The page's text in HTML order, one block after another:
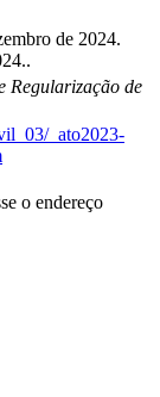
de 2024.
Regularização de
_ato2023-
o endereço